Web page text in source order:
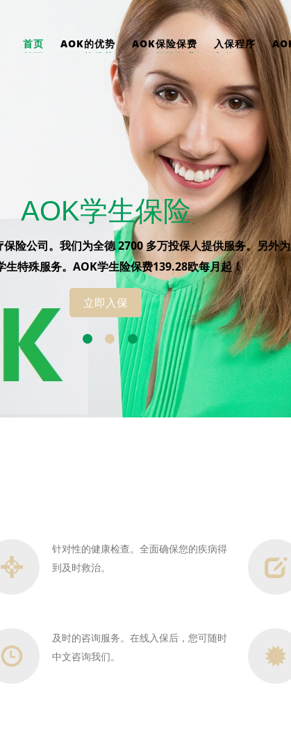
首页 AOK的优势 AOK保险保费 入保程序
立即入保
AOK学生保险
险公司。我们为全德 2700 多万投保人提供服务。另外
生特殊服务。AOK学生险保费139.28欧每月起！
立即入保
立即入保
针对性的健康检查。全面确保您的疾病得
到及时救治。
及时的咨询服务。在线入保后，您可随时
中文咨询我们。